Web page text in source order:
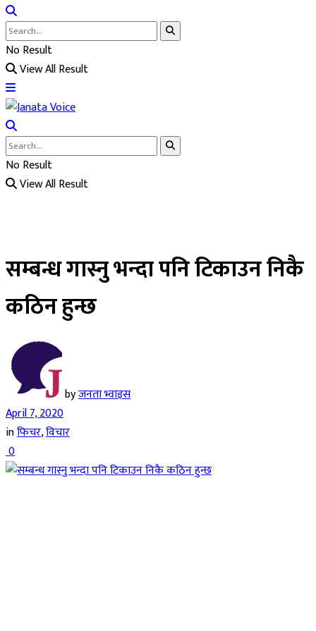
No Result
View All Result
No Result
View All Result
सम्बन्ध गास्नु भन्दा पनि टिकाउन निकै
कठिन हुन्छ
byजनता भ्वाइस
April 7, 2020
inफिचर,विचार
0